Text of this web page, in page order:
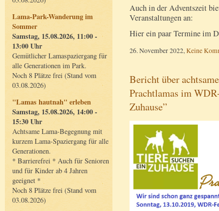
Lama-Park-Wanderung im
Sommer
Samstag, 15.08.2026, 11:00 -
13:00 Uhr
Gemütlicher Lamaspaziergang für
alle Generationen im Park.
Noch 8 Plätze frei (Stand vom
03.08.2026)
"Lamas hautnah" erleben
Samstag, 15.08.2026, 14:00 -
15:30 Uhr
Achtsame Lama-Begegnung mit
kurzem Lama-Spaziergang für alle
Generationen.
* Barrierefrei * Auch für Senioren
und für Kinder ab 4 Jahren
geeignet *
Noch 8 Plätze frei (Stand vom
03.08.2026)
Auch in der Adventszeit
Veranstaltungen an:
Hier ein paar Termine im
26. November 2022,Keine
Bericht über
Prachtlamas im
Zuhause”